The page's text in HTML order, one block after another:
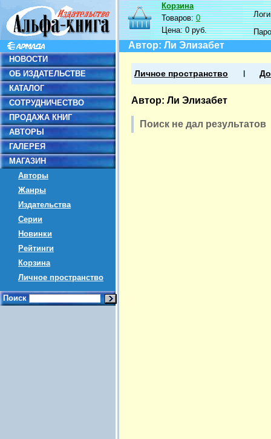
НОВОСТИ
ОБ ИЗДАТЕЛЬСТВЕ
КАТАЛОГ
СОТРУДНИЧЕСТВО
ПРОДАЖА КНИГ
АВТОРЫ
ГАЛЕРЕЯ
МАГАЗИН
Авторы
Жанры
Издательства
Серии
Новинки
Рейтинги
Корзина
Личное пространство
Поиск
Корзина
Товаров:0
Цена:0 руб.
Автор: Ли Элизабет
Личное пространство
Автор: Ли Элизабет
Поиск не дал результатов